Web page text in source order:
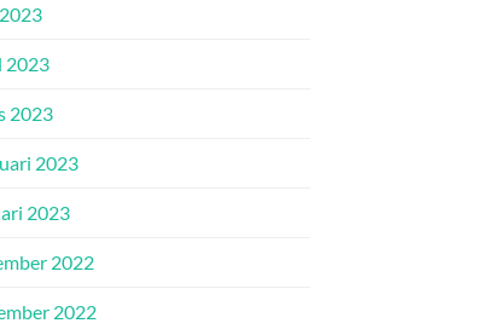
2023
2023
2023
2023
2022
2022